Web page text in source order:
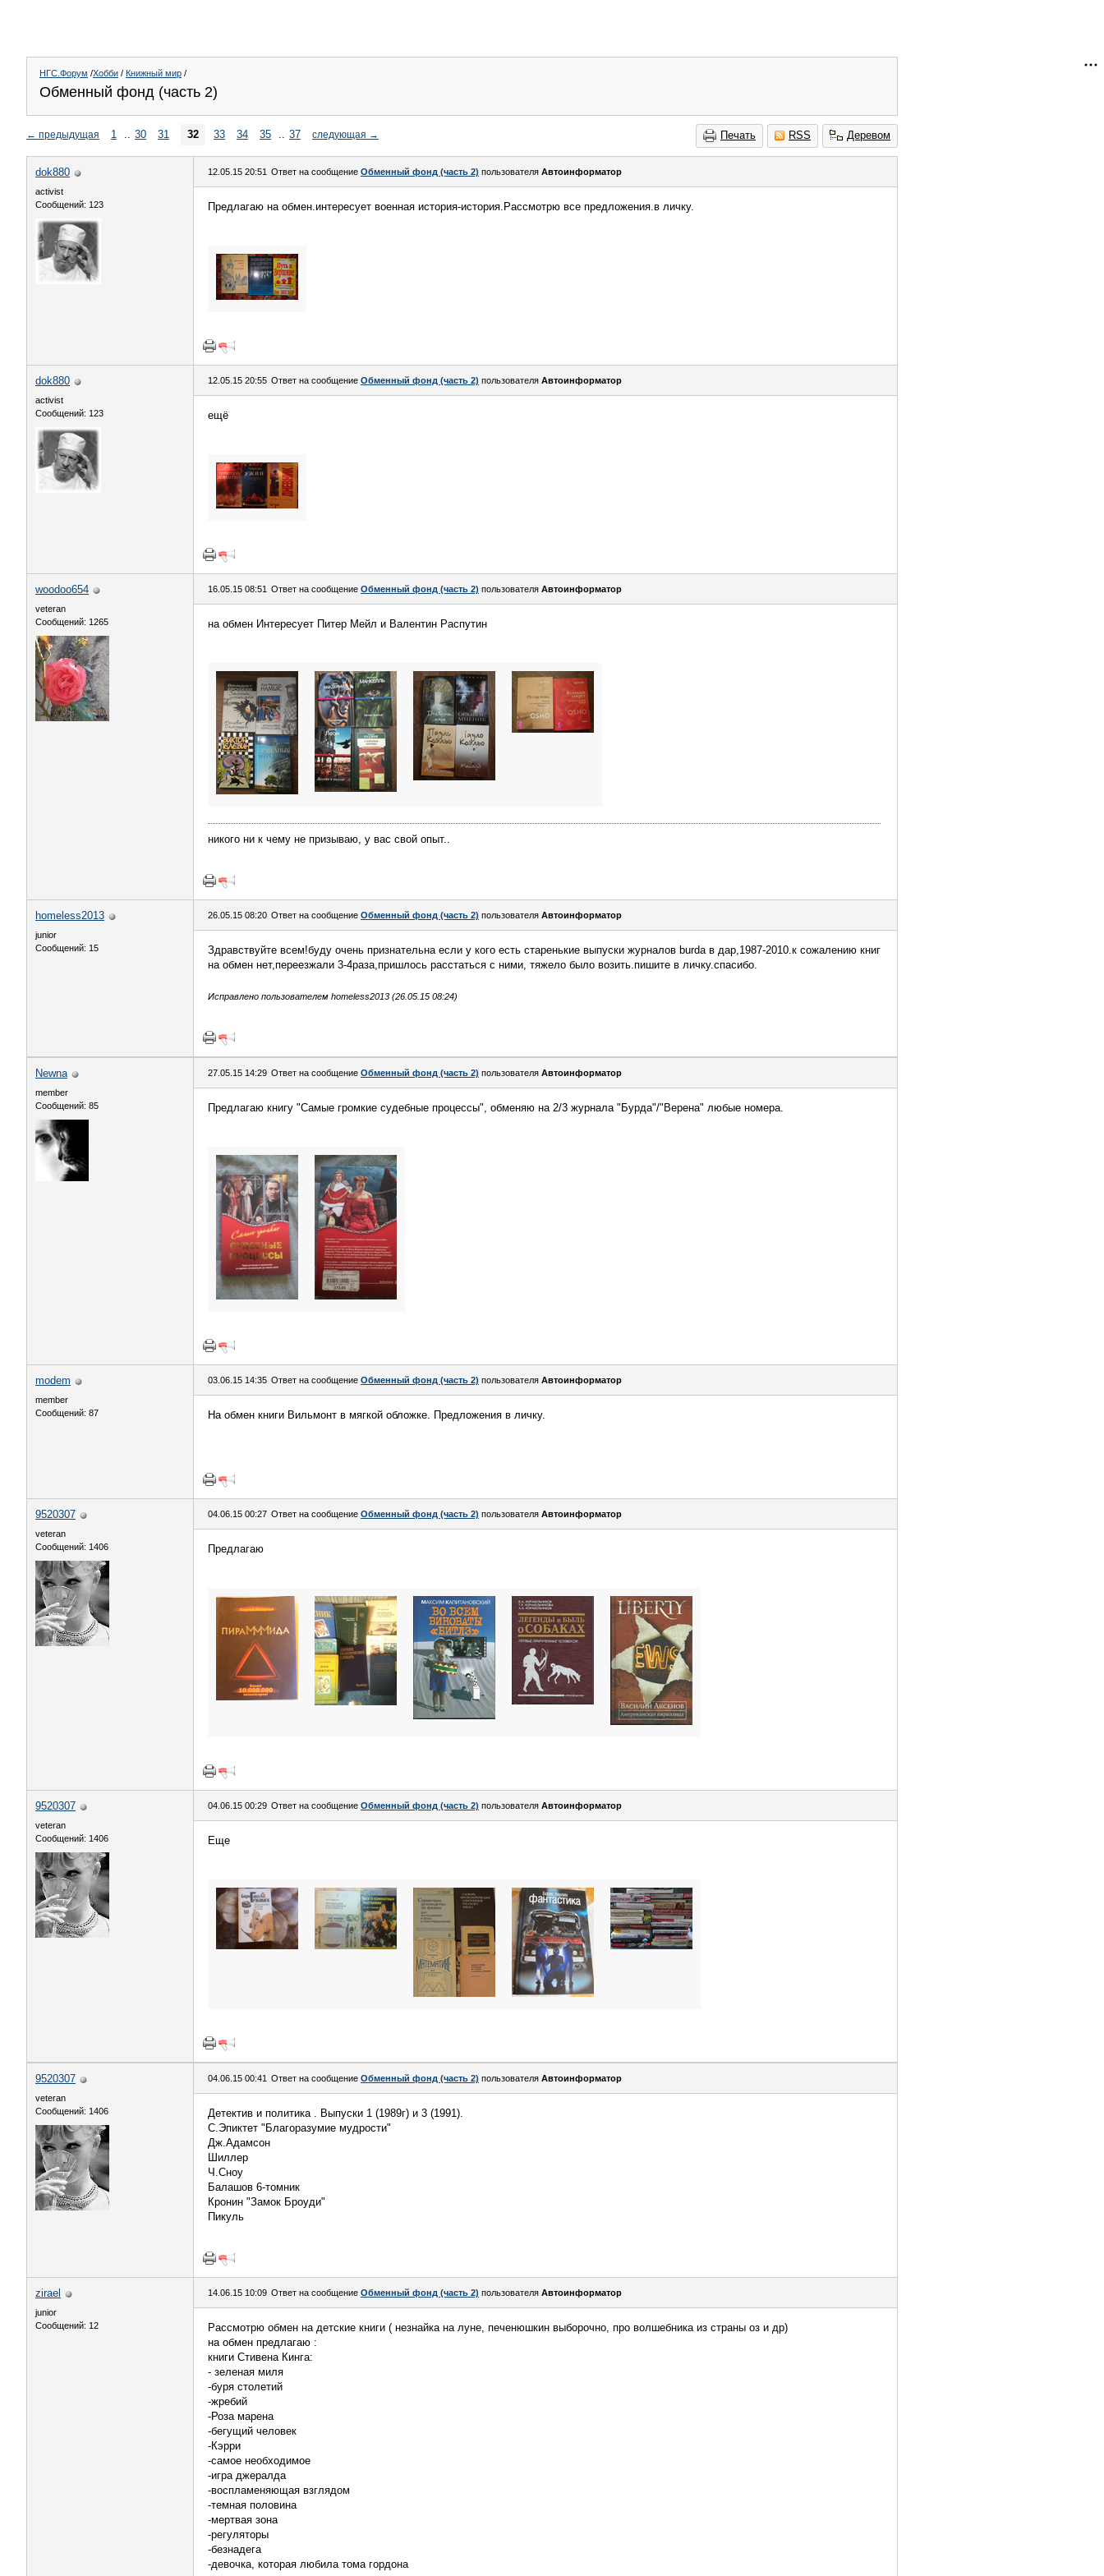
НГС.Форум /Хобби / Книжный мир /
Обменный фонд (часть 2)
Печать RSS Деревом
← предыдущая 1 .. 30 31 32 33 34 35 .. 37 следующая →
dok880
activist
Сообщений: 123
12.05.15 20:51 Ответ на сообщение Обменный фонд (часть 2) пользователя Автоинформатор
Предлагаю на обмен.интересует военная история-история.Рассмотрю все предложения.в личку.
dok880
activist
Сообщений: 123
12.05.15 20:55 Ответ на сообщение Обменный фонд (часть 2) пользователя Автоинформатор
ещё
woodoo654
veteran
Сообщений: 1265
16.05.15 08:51 Ответ на сообщение Обменный фонд (часть 2) пользователя Автоинформатор
на обмен Интересует Питер Мейл и Валентин Распутин
никого ни к чему не призываю, у вас свой опыт..
homeless2013
junior
Сообщений: 15
26.05.15 08:20 Ответ на сообщение Обменный фонд (часть 2) пользователя Автоинформатор
Здравствуйте всем!буду очень признательна если у кого есть старенькие выпуски журналов burda в дар,1987-2010.к сожалению книг
на обмен нет,переезжали 3-4раза,пришлось расстаться с ними, тяжело было возить.пишите в личку.спасибо.
Исправлено пользователем homeless2013 (26.05.15 08:24)
Newna
member
Сообщений: 85
27.05.15 14:29 Ответ на сообщение Обменный фонд (часть 2) пользователя Автоинформатор
Предлагаю книгу "Самые громкие судебные процессы", обменяю на 2/3 журнала "Бурда"/"Верена" любые номера.
modem
member
Сообщений: 87
03.06.15 14:35 Ответ на сообщение Обменный фонд (часть 2) пользователя Автоинформатор
На обмен книги Вильмонт в мягкой обложке. Предложения в личку.
9520307
veteran
Сообщений: 1406
04.06.15 00:27 Ответ на сообщение Обменный фонд (часть 2) пользователя Автоинформатор
Предлагаю
9520307
veteran
Сообщений: 1406
04.06.15 00:29 Ответ на сообщение Обменный фонд (часть 2) пользователя Автоинформатор
Еще
9520307
veteran
Сообщений: 1406
04.06.15 00:41 Ответ на сообщение Обменный фонд (часть 2) пользователя Автоинформатор
Детектив и политика . Выпуски 1 (1989г) и 3 (1991).
С.Эпиктет "Благоразумие мудрости"
Дж.Адамсон
Шиллер
Ч.Сноу
Балашов 6-томник
Кронин "Замок Броуди"
Пикуль
zirael
junior
Сообщений: 12
14.06.15 10:09 Ответ на сообщение Обменный фонд (часть 2) пользователя Автоинформатор
Рассмотрю обмен на детские книги ( незнайка на луне, печенюшкин выборочно, про волшебника из страны оз и др)
на обмен предлагаю :
книги Стивена Кинга:
- зеленая миля
-буря столетий
-жребий
-Роза марена
-бегущий человек
-Кэрри
-самое необходимое
-игра джералда
-воспламеняющая взглядом
-темная половина
-мертвая зона
-регуляторы
-безнадега
-девочка, которая любила тома гордона